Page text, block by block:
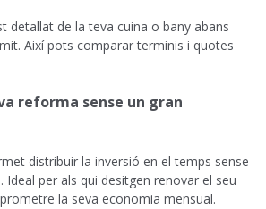
detallat de la teva cuina o bany abans
Així pots comparar terminis i quotes
reforma sense un gran
distribuir la inversió en el temps sense
per als qui desitgen renovar el seu
la seva economia mensual.